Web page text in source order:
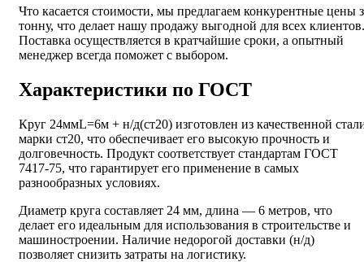
Что касается стоимости, мы предлагаем конкурентные цены
тонну, что делает нашу продажу выгодной для всех клиентов.
Поставка осуществляется в кратчайшие сроки, а опытный
менеджер всегда поможет с выбором.
Характеристики по ГОСТ
Круг 24ммL=6м + н/д(ст20) изготовлен из качественной
марки ст20, что обеспечивает его высокую прочность и
долговечность. Продукт соответствует стандартам ГОСТ
7417-75, что гарантирует его применение в самых
разнообразных условиях.
Диаметр круга составляет 24 мм, длина — 6 метров, что
делает его идеальным для использования в строительстве и
машиностроении. Наличие недорогой доставки (н/д)
позволяет снизить затраты на логистику.